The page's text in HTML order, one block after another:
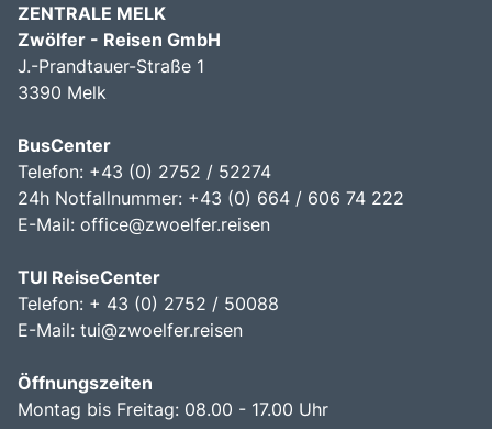
ZENTRALE MELK
Zwölfer - Reisen GmbH
J.-Prandtauer-Straße 1
3390 Melk
BusCenter
Telefon: +43 (0) 2752 / 52274
24h Notfallnummer: +43 (0) 664 / 606 74 222
E-Mail: office@zwoelfer.reisen
TUI ReiseCenter
Telefon: + 43 (0) 2752 / 50088
E-Mail: tui@zwoelfer.reisen
Öffnungszeiten
Montag bis Freitag: 08.00 - 17.00 Uhr